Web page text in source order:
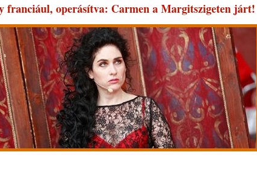
franciául, operásítva: Carmen a Margitszigeten járt!